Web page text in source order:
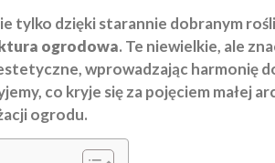
tylko dzięki starannie dobranym
ogrodowa. Te niewielkie, ale
wprowadzając harmonię
co kryje się za pojęciem małej
ogrodu.